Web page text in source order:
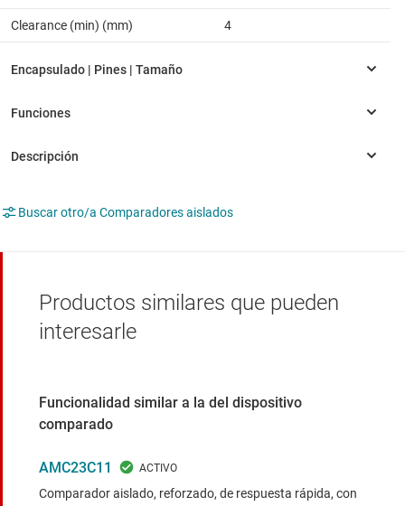
Clearance (min) (mm) 4
Buscar otro/a Comparadores aislados
Productos similares que pueden
interesarle
Funcionalidad similar a la del dispositivo
comparado
AMC23C11
Comparador aislado, reforzado, de respuesta rápida, con